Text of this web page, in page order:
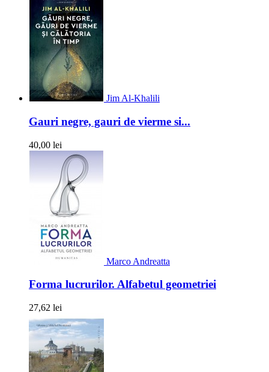
Jim Al-Khalili
Gauri negre, gauri de vierme si...
40,00 lei
Marco Andreatta
Forma lucrurilor. Alfabetul geometriei
27,62 lei